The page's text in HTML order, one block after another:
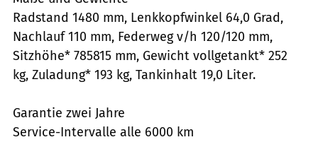
Radstand 1480 mm, Lenkkopfwinkel 64,0 Grad,
Nachlauf 110 mm, Federweg v/h 120/120 mm,
Sitzhöhe* 785815 mm, Gewicht vollgetankt* 252
kg, Zuladung* 193 kg, Tankinhalt 19,0 Liter.
Garantie zwei Jahre
Service-Intervalle alle 6000 km